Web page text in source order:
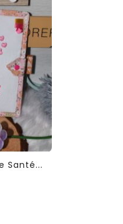
Santé...